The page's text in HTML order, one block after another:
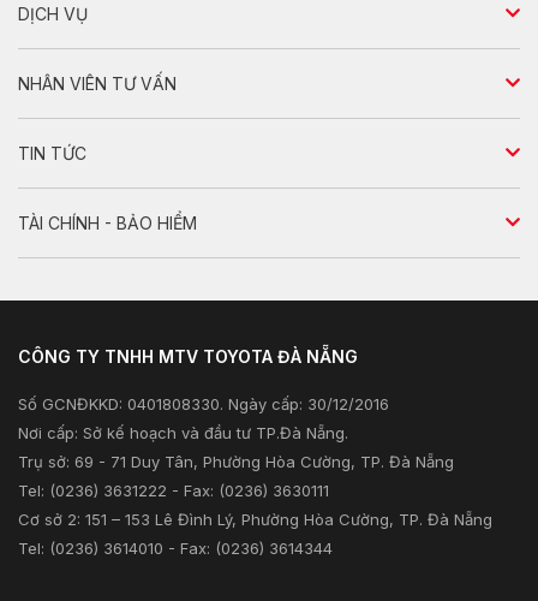
Đa dụng
So sánh xe
DỊCH VỤ
Chính sách bảo hành
Dịch vụ bảo dưỡng
Dịch vụ sửa chữa
NHÂN VIÊN TƯ VẤN
Tư vấn sản phẩm
Tư vấn dịch vụ
TIN TỨC
Tin nổi bật
Sản phẩm
Xã hội
Thông tin khác
TÀI CHÍNH - BẢO HIỂM
CÔNG TY TNHH MTV TOYOTA ĐÀ NẴNG
Số GCNĐKKD: 0401808330. Ngày cấp: 30/12/2016
Nơi cấp: Sở kế hoạch và đầu tư TP.Đà Nẵng.
Trụ sở: 69 - 71 Duy Tân, Phường Hòa Cường, TP. Đà Nẵng
Tel: (0236) 3631222 - Fax: (0236) 3630111
Cơ sở 2: 151 – 153 Lê Đình Lý, Phường Hòa Cường, TP. Đà Nẵng
Tel: (0236) 3614010 - Fax: (0236) 3614344